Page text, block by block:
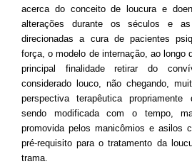
acerca do conceito de loucura e
alterações durante os séculos e
direcionadas a cura de pacientes
força, o modelo de internação, ao longo
principal finalidade retirar do
considerado louco, não chegando,
perspectiva terapêutica
sendo modificada com o tempo,
promovida pelos manicômios e asilos
pré-requisito para o tratamento da
trama.